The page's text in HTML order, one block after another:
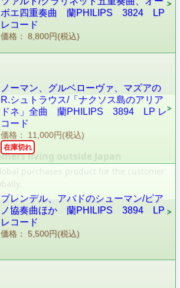
ボエ四重奏曲 蘭PHILIPS 3824 LP
レコード
価格： 8,800円(税込)
ノーマン、グルベローヴァ、マズアの
R.シュトラウス/「ナクソス島のアリア
ドネ」全曲 蘭PHILIPS 3894 LP レ
コード
価格： 11,000円(税込)
在庫切れ
ブレンデル、アバドのシューマン/ピア
ノ協奏曲ほか 蘭PHILIPS 3894 LP
レコード
価格： 5,500円(税込)